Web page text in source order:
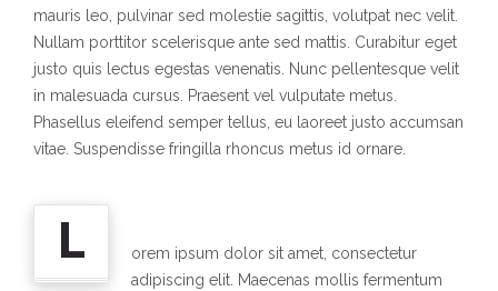
mauris leo, pulvinar sed molestie sagittis, volutpat nec velit.
Nullam porttitor scelerisque ante sed mattis. Curabitur eget
justo quis lectus egestas venenatis. Nunc pellentesque velit
in malesuada cursus. Praesent vel vulputate metus.
Phasellus eleifend semper tellus, eu laoreet justo accumsan
vitae. Suspendisse fringilla rhoncus metus id ornare.
L
orem ipsum dolor sit amet, consectetur
adipiscing elit. Maecenas mollis fermentum